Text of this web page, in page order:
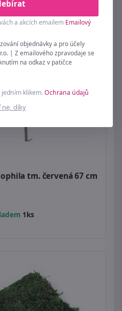
tm. červená 67 cm
1ks
a akcích emailem Emailový
objednávky a pro účely
| Z emailového zpravodaje se
na odkaz v patičce
klikem.Ochrana údajů
ne, díky